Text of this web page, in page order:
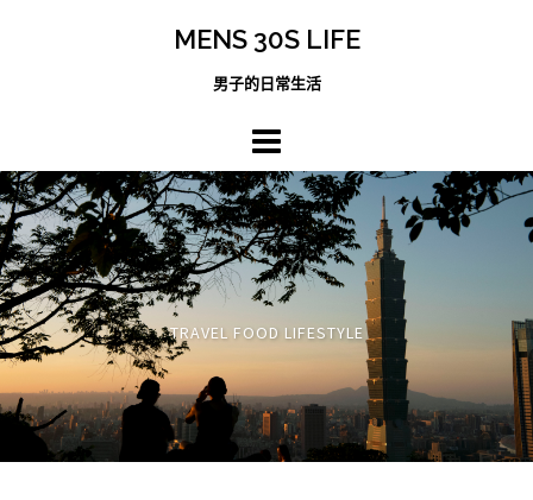
MENS 30S LIFE
男子的日常生活
TRAVEL FOOD LIFESTYLE